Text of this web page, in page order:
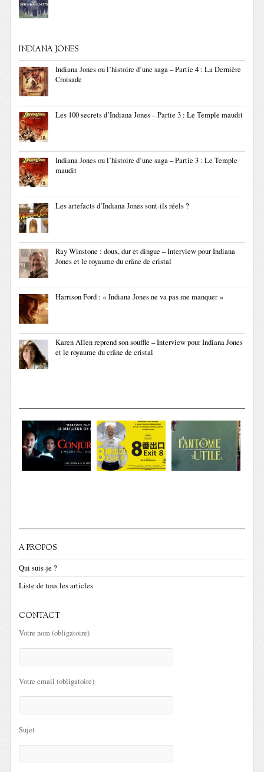
INDIANA JONES
Indiana Jones ou l’histoire d’une saga – Partie 4 : La Dernière
Croisade
Les 100 secrets d’Indiana Jones – Partie 3 : Le Temple maudit
Indiana Jones ou l’histoire d’une saga – Partie 3 : Le Temple
maudit
Les artefacts d’Indiana Jones sont-ils réels ?
Ray Winstone : doux, dur et dingue – Interview pour Indiana
Jones et le royaume du crâne de cristal
Harrison Ford : « Indiana Jones ne va pas me manquer »
Karen Allen reprend son souffle – Interview pour Indiana Jones
et le royaume du crâne de cristal
A PROPOS
Qui suis-je ?
Liste de tous les articles
CONTACT
Votre nom (obligatoire)
Votre email (obligatoire)
Sujet